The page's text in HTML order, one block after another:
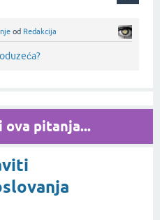
od Redakcija
ova pitanja...